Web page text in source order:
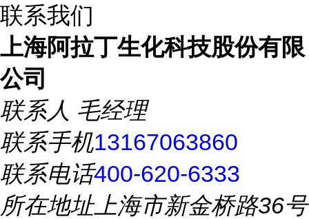
联系我们
上海阿拉丁生化科技股份有限
公司
联系人 毛经理
联系手机13167063860
联系电话400-620-6333
所在地址上海市新金桥路36号